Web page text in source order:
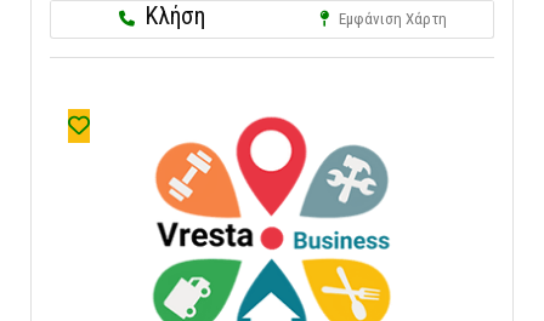
Κλήση
Εμφάνιση Χάρτη